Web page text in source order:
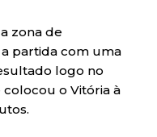
zona de
partida com uma
logo no
o Vitória à